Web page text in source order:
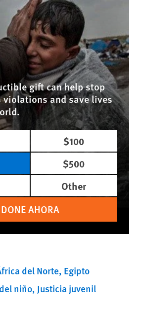
gift can help stop
violations and save lives
$100
$500
Other
DONE AHORA
del Norte Egipto
niño Justicia juvenil